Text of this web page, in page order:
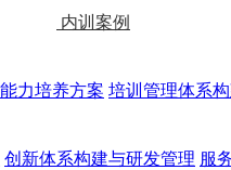
内训案例
力培养方案 培训管理体系
创新体系构建与研发管理 服